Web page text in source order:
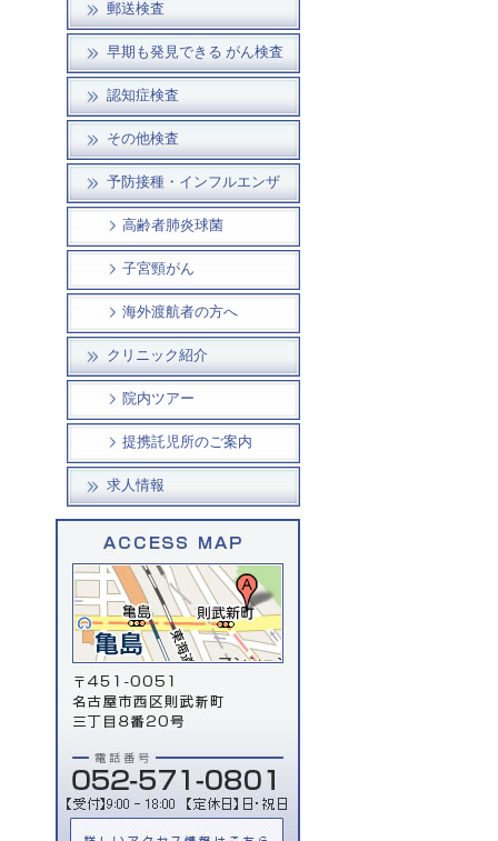
郵送検査
早期も発見できる がん検査
認知症検査
その他検査
予防接種・インフルエンザ
高齢者肺炎球菌
子宮頸がん
海外渡航者の方へ
クリニック紹介
院内ツアー
提携託児所のご案内
求人情報